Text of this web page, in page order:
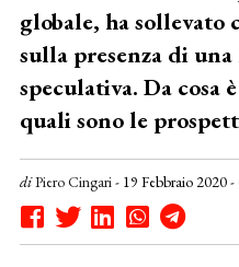
globale, ha sollevato
sulla presenza di
speculativa. Da cosa
quali sono le
diPiero Cingari- 19 Febbraio 2020 -